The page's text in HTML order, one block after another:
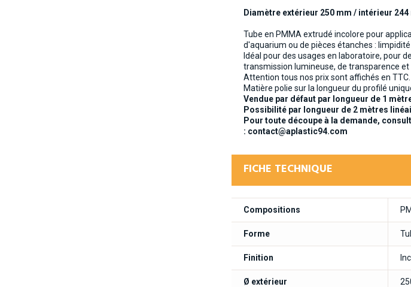
Diamètre extérieur 250 mm / intérieur 244
Tube en PMMA extrudé incolore pour
d'aquarium ou de pièces étanches :
Idéal pour des usages en laboratoire, pour
transmission lumineuse, de transparence et
Attention tous nos prix sont affichés en TTC.
Matière polie sur la longueur du profilé
Vendue par défaut par longueur de 1
Possibilité par longueur de 2 mètres
Pour toute découpe à la demande,
: contact@aplastic94.com
FICHE TECHNIQUE
Compositions
Forme
Finition
Ø extérieur